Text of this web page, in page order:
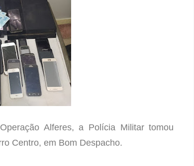
Alferes, a Polícia Militar tomou
Centro, em Bom Despacho.